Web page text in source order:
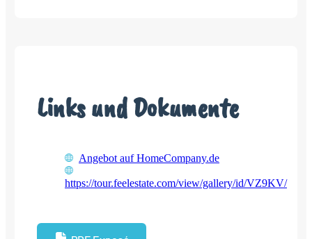
Links und Dokumente
Angebot auf HomeCompany.de
https://tour.feelestate.com/view/gallery/id/VZ9KV/